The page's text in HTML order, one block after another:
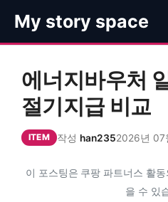
츠
My story space
에너지바우처
절기지급 비교
ITEM 작성 han2352026년 07
이 포스팅은 쿠팡 파트너스 활
을 수 있